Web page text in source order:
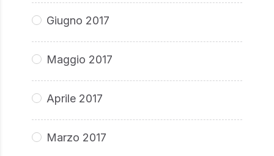
Giugno 2017
Maggio 2017
Aprile 2017
Marzo 2017